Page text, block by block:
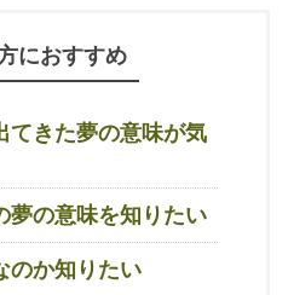
におすすめ
てきた夢の意味が気
夢の意味を知りたい
のか知りたい